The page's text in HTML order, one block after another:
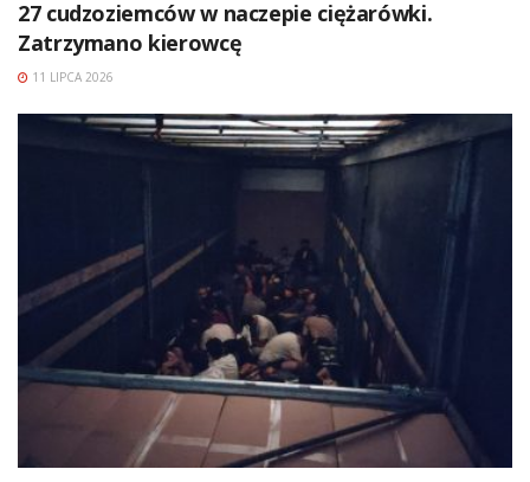
27 cudzoziemców w naczepie ciężarówki.
Zatrzymano kierowcę
11 LIPCA 2026